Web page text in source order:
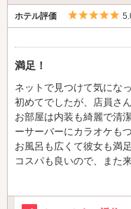
ホテル評価 5
満足！
ネットで見つけて気にな
初めてでしたが、店員さ
お部屋は内装も綺麗で清
ーサーバーにカラオケも
お風呂も広くて彼女も満
コスパも良いので、また